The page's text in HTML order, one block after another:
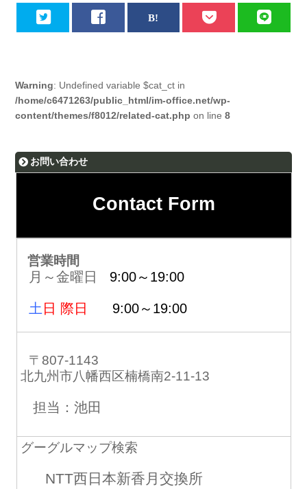
Warning: Undefined variable $cat_ct in
/home/c6471263/public_html/im-office.net/wp-
content/themes/f8012/related-cat.php on line8
お問い合わせ
Contact Form
営業時間
月～金曜日 9:00～19:00
土 日 際日 9:00～19:00
〒807-1143
北九州市八幡西区楠橋南2-11-13
担当：池田
グーグルマップ検索
NTT西日本新香月交換所